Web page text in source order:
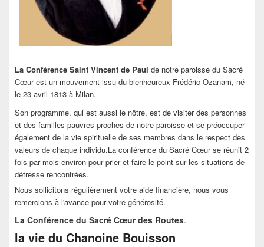
La Conférence Saint Vincent de Paul de notre paroisse du Sacré
Cœur est un mouvement issu du bienheureux Frédéric Ozanam, né
le 23 avril 1813 à Milan.
Son programme, qui est aussi le nôtre, est de visiter des personnes
et des familles pauvres proches de notre paroisse et se préoccuper
également de la vie spirituelle de ses membres dans le respect des
valeurs de chaque individu.La conférence du Sacré Cœur se réunit 2
fois par mois environ pour prier et faire le point sur les situations de
détresse rencontrées.
Nous sollicitons régulièrement votre aide financière, nous vous
remercions à l'avance pour votre générosité.
La Conférence du Sacré Cœur des Routes.
la vie du Chanoine Bouisson